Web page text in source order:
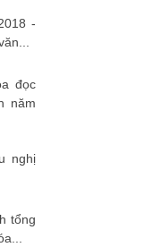
-
đọc
năm
nghị
tổng